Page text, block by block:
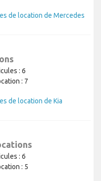
de location de Mercedes
: 6
: 7
de location de Kia
: 6
: 5